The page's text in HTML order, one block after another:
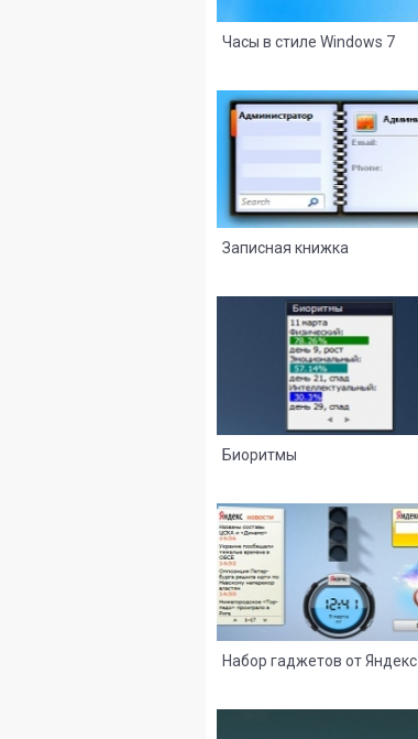
Часы в стиле Windows 7
29
Записная книжка
13
Биоритмы
56
Набор гаджетов от Яндекс